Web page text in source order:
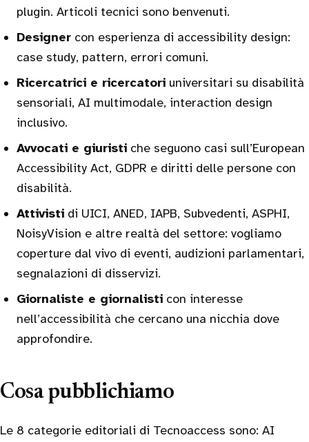
plugin. Articoli tecnici sono benvenuti.
Designer con esperienza di accessibility design:
case study, pattern, errori comuni.
Ricercatrici e ricercatori universitari su disabilità
sensoriali, AI multimodale, interaction design
inclusivo.
Avvocati e giuristi che seguono casi sull’European
Accessibility Act, GDPR e diritti delle persone con
disabilità.
Attivisti di UICI, ANED, IAPB, Subvedenti, ASPHI,
NoisyVision e altre realtà del settore: vogliamo
coperture dal vivo di eventi, audizioni parlamentari,
segnalazioni di disservizi.
Giornaliste e giornalisti con interesse
nell’accessibilità che cercano una nicchia dove
approfondire.
Cosa pubblichiamo
Le 8 categorie editoriali di Tecnoaccess sono: AI